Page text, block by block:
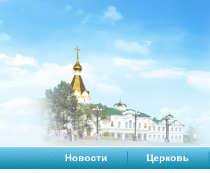
Новости Церковь